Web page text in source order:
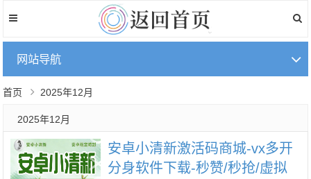
网站导航
首页 2025年12月
2025年12月
安卓小清新激活码商城-vx多开
分身软件下载-秒赞/秒抢/虚拟